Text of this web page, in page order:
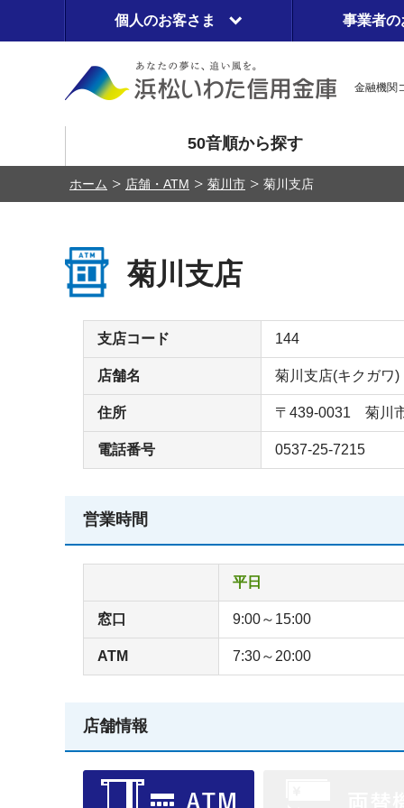
個人のお客さま 事業者の
金融機関
50音順から探す
ホーム 店舗・ATM 菊川市 菊川支店
菊川支店
支店コード 144
店舗名 菊川支店(キクガワ)
住所 〒439-0031 菊川
電話番号 0537-25-7215
営業時間
平日
窓口 9:00～15:00
ATM 7:30～20:00
店舗情報